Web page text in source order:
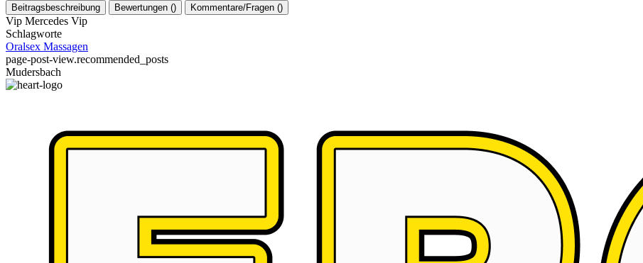
Beitragsbeschreibung Bewertungen () Kommentare/Fragen ()
Vip Mercedes Vip
Schlagworte
Oralsex Massagen
page-post-view.recommended_posts
Mudersbach